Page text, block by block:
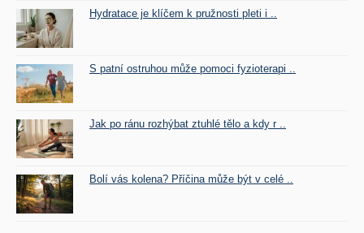
Hydratace je klíčem k pružnosti pleti i ..
S patní ostruhou může pomoci fyzioterapi ..
Jak po ránu rozhýbat ztuhlé tělo a kdy r ..
Bolí vás kolena? Příčina může být v celé ..